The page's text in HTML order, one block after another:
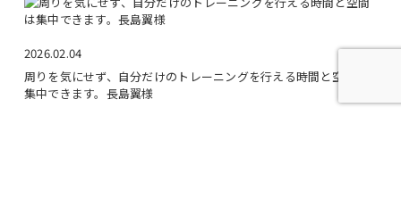
2026.02.04
周りを気にせず、自分だけのトレーニングを行える時間と空間は
集中できます。長島翼様